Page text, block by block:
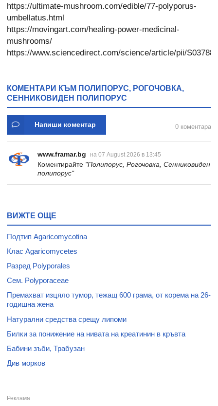
https://ultimate-mushroom.com/edible/77-polyporus-
umbellatus.html
https://movingart.com/healing-power-medicinal-
mushrooms/
https://www.sciencedirect.com/science/article/pii/
КОМЕНТАРИ КЪМ ПОЛИПОРУС, РОГОЧОВКА,
СЕННИКОВИДЕН ПОЛИПОРУС
Напиши коментар 0 коментара
www.framar.bg на 07 August 2026 в 13:45
Коментирайте "Полипорус, Рогочовка, Сенниковиден
полипорус"
ВИЖТЕ ОЩЕ
Подтип Agaricomycotina
Клас Agaricomycetes
Разред Polyporales
Сем. Polyporaceae
Премахват изцяло тумор, тежащ 600 грама, от корема на 26-
годишна жена
Натурални средства срещу липоми
Билки за понижение на нивата на креатинин в кръвта
Бабини зъби, Трабузан
Див морков